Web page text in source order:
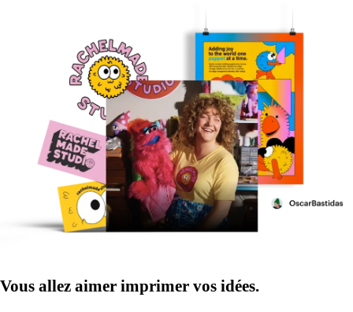
Vous allez aimer imprimer vos idées.